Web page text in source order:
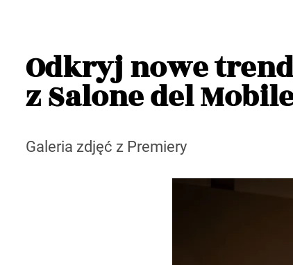
Odkryj nowe
z Salone del
Galeria zdjęć z Premiery